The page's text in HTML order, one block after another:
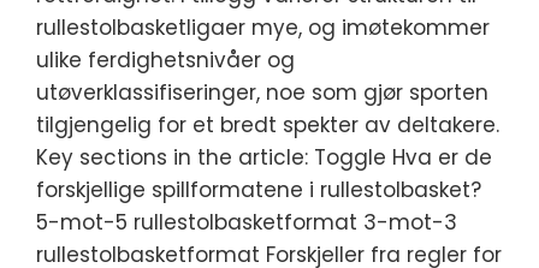
rullestolbasketligaer mye, og imøtekommer
ulike ferdighetsnivåer og
utøverklassifiseringer, noe som gjør sporten
tilgjengelig for et bredt spekter av deltakere.
Key sections in the article: Toggle Hva er de
forskjellige spillformatene i rullestolbasket?
5-mot-5 rullestolbasketformat 3-mot-3
rullestolbasketformat Forskjeller fra regler for